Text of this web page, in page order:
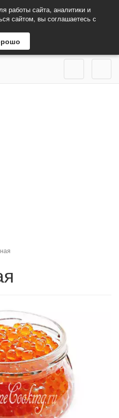
работы сайта, аналитики и
сайтом, вы соглашаетесь с